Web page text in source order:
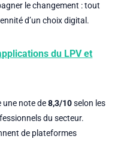
le changement : tout
d’un choix digital.
du LPV et
une note de8,3/10selon les
du secteur.
de plateformes